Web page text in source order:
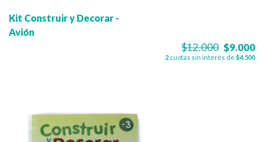
Kit Construir y Decorar -
Avión
$12.000 $9.000
2 cuotas sin interés de $4.500